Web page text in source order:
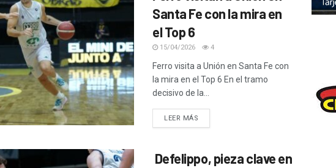
Santa Fe con la mira en
el Top 6
15/04/2026 4
Ferro visita a Unión en Santa Fe con
la mira en el Top 6 En el tramo
decisivo de la...
LEER MÁS
Defelippo, pieza clave en